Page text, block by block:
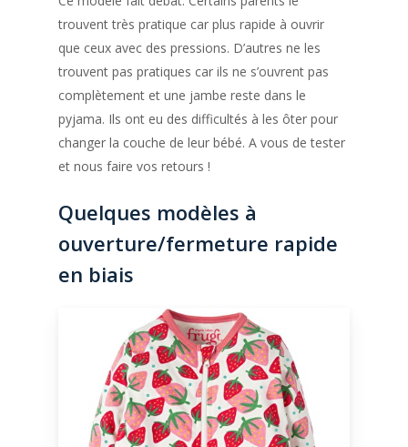
trouvent très pratique car plus rapide à ouvrir
que ceux avec des pressions. D’autres ne les
trouvent pas pratiques car ils ne s’ouvrent pas
complètement et une jambe reste dans le
pyjama. Ils ont eu des difficultés à les ôter pour
changer la couche de leur bébé. A vous de tester
et nous faire vos retours !
Quelques modèles à
ouverture/fermeture rapide
en biais